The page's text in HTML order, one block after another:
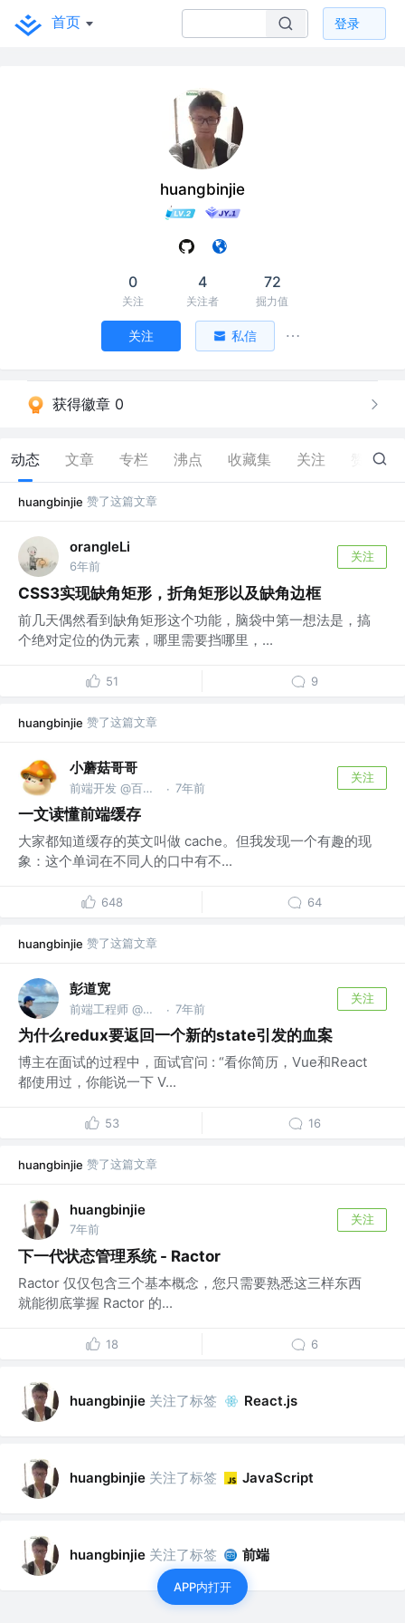
首页 登录
huangbinjie
0
关注
4
关注者
72
掘力值
关注 私信
获得徽章 0
动态 文章 专栏 沸点 收藏集 关注 4
huangbinjie 赞了这篇文章
orangleLi
6年前
关注
CSS3实现缺角矩形，折角矩形以及缺角边框
前几天偶然看到缺角矩形这个功能，脑袋中第一想法是，搞
个绝对定位的伪元素，哪里需要挡哪里，...
51 9
huangbinjie 赞了这篇文章
小蘑菇哥哥
前端开发 @百度上海研发中心 · 7年前
关注
一文读懂前端缓存
大家都知道缓存的英文叫做 cache。但我发现一个有趣的现
象：这个单词在不同人的口中有不...
648 64
huangbinjie 赞了这篇文章
彭道宽
前端工程师 @上岸的打工人 · 7年前
关注
为什么redux要返回一个新的state引发的血案
博主在面试的过程中，面试官问 : “看你简历，Vue和React
都使用过，你能说一下 V...
53 16
huangbinjie 赞了这篇文章
huangbinjie
7年前
关注
下一代状态管理系统 - Ractor
Ractor 仅仅包含三个基本概念，您只需要熟悉这三样东西
就能彻底掌握 Ractor 的...
18 6
huangbinjie 关注了标签 React.js
huangbinjie 关注了标签 JavaScript
huangbinjie 关注了标签 前端
APP内打开